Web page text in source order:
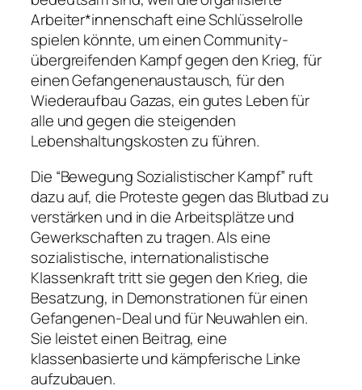
Arbeiter*innenschaft eine Schlüsselrolle
spielen könnte, um einen Community-
übergreifenden Kampf gegen den Krieg, für
einen Gefangenenaustausch, für den
Wiederaufbau Gazas, ein gutes Leben für
alle und gegen die steigenden
Lebenshaltungskosten zu führen.
Die “Bewegung Sozialistischer Kampf” ruft
dazu auf, die Proteste gegen das Blutbad zu
verstärken und in die Arbeitsplätze und
Gewerkschaften zu tragen. Als eine
sozialistische, internationalistische
Klassenkraft tritt sie gegen den Krieg, die
Besatzung, in Demonstrationen für einen
Gefangenen-Deal und für Neuwahlen ein.
Sie leistet einen Beitrag, eine
klassenbasierte und kämpferische Linke
aufzubauen.